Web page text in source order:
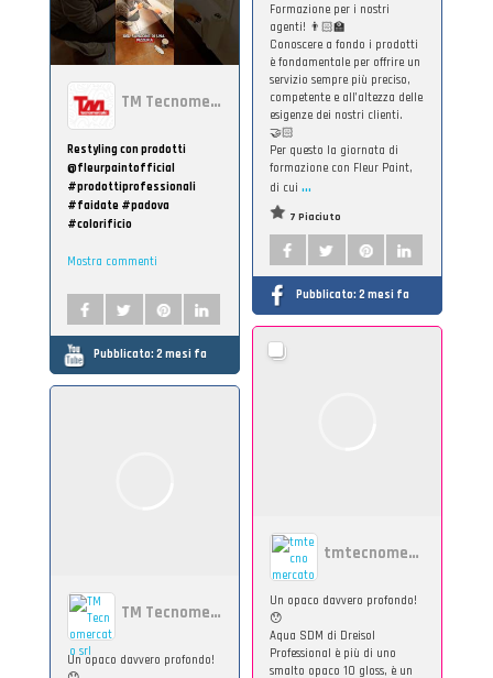
Formazione per i nostri
agenti! 👨🏻‍🏫
Conoscere a fondo i prodotti
è fondamentale per offrire un
servizio sempre più preciso,
competente e all’altezza delle
esigenze dei nostri clienti.
🤝🏻
Per questo la giornata di
formazione con Fleur Paint,
di cui ...
7 Piaciuto
Pubblicato: 2 mesi fa
TM Tecnomercato
Restyling con prodotti
@fleurpaintofficial
#prodottiprofessionali
#faidate #padova
#colorificio
Mostra commenti
Pubblicato: 2 mesi fa
tmtecnomercato
Un opaco davvero profondo!
😯
Aqua SDM di Dreisol
Professional è più di uno
smalto opaco 10 gloss, è un
TM Tecnomercato srl
Un opaco davvero profondo!